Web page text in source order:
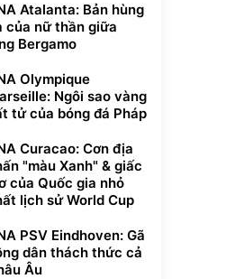
Atalanta: Bản hùng
của nữ thần giữa
Bergamo
Olympique
Ngôi sao vàng
tử của bóng đá Pháp
Curacao: Cơn địa
"màu Xanh" & giấc
của Quốc gia nhỏ
lịch sử World Cup
PSV Eindhoven: Gã
dân thách thức cả
Âu